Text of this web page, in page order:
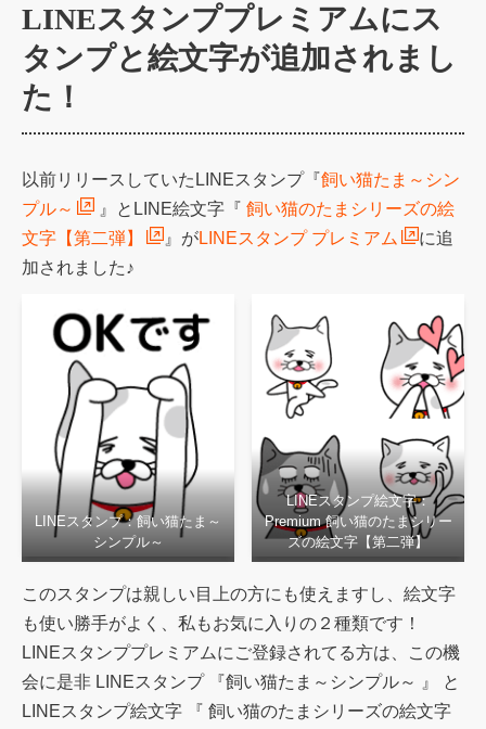
LINEスタンププレミアムにス
タンプと絵文字が追加されまし
た！
以前リリースしていたLINEスタンプ『飼い猫たま～シン
プル～
』とLINE絵文字『 飼い猫のたまシリーズの絵
文字【第二弾】
』がLINEスタンプ プレミアム
に追
加されました♪
LINEスタンプ：飼い猫たま～
シンプル～
LINEスタンプ絵文字：
Premium 飼い猫のたまシリー
ズの絵文字【第二弾】
このスタンプは親しい目上の方にも使えますし、絵文字
も使い勝手がよく、私もお気に入りの２種類です！
LINEスタンププレミアムにご登録されてる方は、この機
会に是非 LINEスタンプ 『飼い猫たま～シンプル～ 』 と
LINEスタンプ絵文字 『 飼い猫のたまシリーズの絵文字